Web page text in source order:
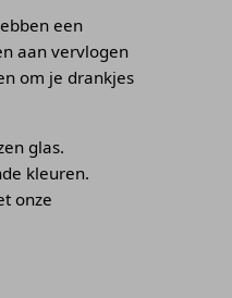
een
aan vervlogen
om je drankjes
glas.
kleuren.
onze